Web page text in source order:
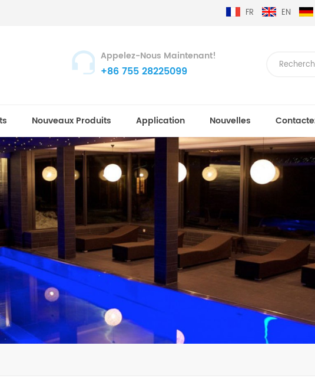
FR EN
Appelez-Nous Maintenant!
+86 755 28225099
Nouveaux Produits Application Nouvelles